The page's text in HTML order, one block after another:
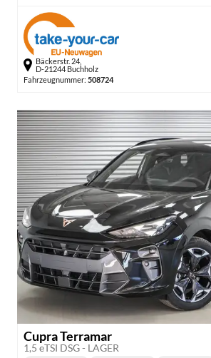
Bäckerstr. 24,
D-21244 Buchholz
Fahrzeugnummer: 508724
Cupra Terramar
1,5 eTSI DSG - LAGER